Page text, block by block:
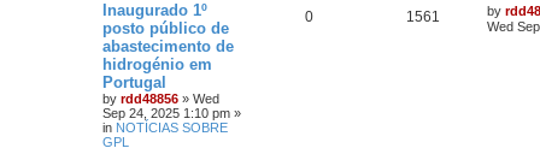
Inaugurado 1º
posto público de
abastecimento de
hidrogénio em
Portugal
by rdd48856 » Wed
Sep 24, 2025 1:10 pm »
in NOTÍCIAS SOBRE
GPL
0 1561 by
Wed